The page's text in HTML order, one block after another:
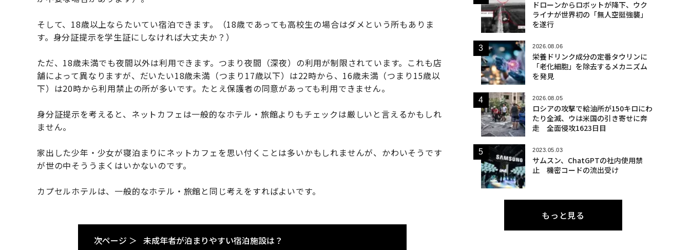
そして、18歳以上ならたいてい宿泊できます。（18歳であっても高校生の場合はダメという所もありま
す。身分証提示を学生証にしなければ大丈夫か？）
ただ、18歳未満でも夜間以外は利用できます。つまり夜間（深夜）の利用が制限されています。これも店
舗によって異なりますが、だいたい18歳未満（つまり17歳以下）は22時から、16歳未満（つまり15歳以
下）は20時から利用禁止の所が多いです。たとえ保護者の同意があっても利用できません。
身分証提示を考えると、ネットカフェは一般的なホテル・旅館よりもチェックは厳しいと言えるかもしれ
ません。
家出した少年・少女が寝泊まりにネットカフェを思い付くことは多いかもしれませんが、かわいそうです
が世の中そううまくはいかないのです。
カプセルホテルは、一般的なホテル・旅館と同じ考えをすればよいです。
次ページ ＞ 未成年者が泊まりやすい宿泊施設は？
ドローンからロボットが降下、ウク
ライナが世界初の「無人空挺強襲」
を遂行
2026.08.06
栄養ドリンク成分の定番タウリンに
「老化細胞」を除去するメカニズム
を発見
2026.08.05
ロシアの攻撃で給油所が150キロにわ
たり全滅、ウは米国の引き寄せに奔
走 全面侵攻1623日目
2023.05.03
サムスン、ChatGPTの社内使用禁
止 機密コードの流出受け
もっと見る